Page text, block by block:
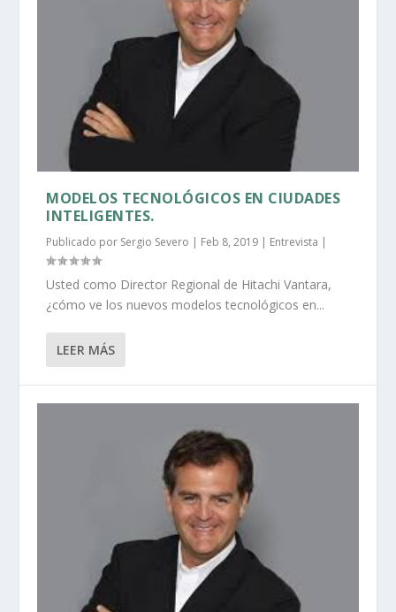
MODELOS TECNOLÓGICOS EN CIUDADES
INTELIGENTES.
Publicado por Sergio Severo | Feb 8, 2019 | Entrevista |
Usted como Director Regional de Hitachi Vantara,
¿cómo ve los nuevos modelos tecnológicos en...
LEER MÁS